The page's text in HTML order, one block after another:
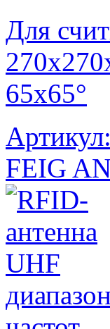
Для
65х65°
FEIG